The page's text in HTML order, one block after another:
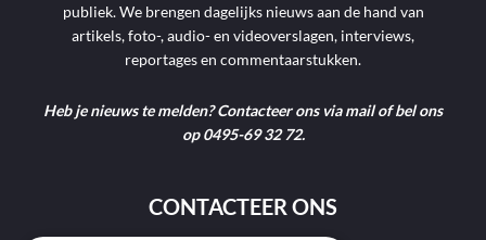
publiek. We brengen dagelijks nieuws aan de hand van
artikels, foto-, audio- en videoverslagen, interviews,
reportages en commentaarstukken.
Heb je nieuws te melden? Contacteer ons via mail of bel ons
op 0495-69 32 72.
CONTACTEER ONS